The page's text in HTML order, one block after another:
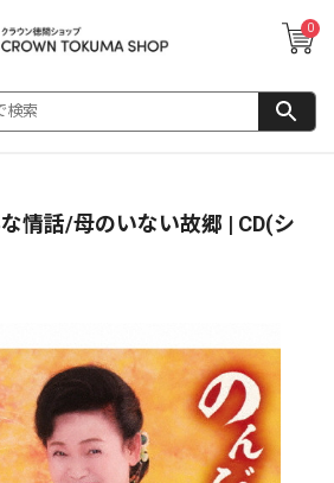
0
情話/母のいない故郷 | CD(シ